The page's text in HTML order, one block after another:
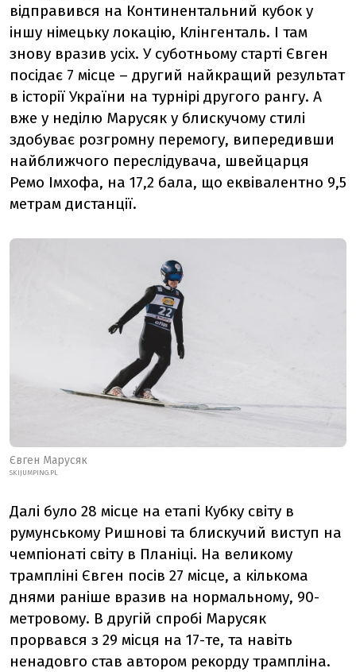
відправився на Континентальний кубок у
іншу німецьку локацію, Клінгенталь. І там
знову вразив усіх. У суботньому старті Євген
посідає 7 місце – другий найкращий результат
в історії України на турнірі другого рангу. А
вже у неділю Марусяк у блискучому стилі
здобуває розгромну перемогу, випередивши
найближчого переслідувача, швейцарця
Ремо Імхофа, на 17,2 бала, що еквівалентно 9,5
метрам дистанції.
Євген Марусяк
SKIJUMPING.PL
Далі було 28 місце на етапі Кубку світу в
румунському Ришнові та блискучий виступ на
чемпіонаті світу в Планіці. На великому
трампліні Євген посів 27 місце, а кількома
днями раніше вразив на нормальному, 90-
метровому. В другій спробі Марусяк
прорвався з 29 місця на 17-те, та навіть
ненадовго став автором рекорду трампліна.